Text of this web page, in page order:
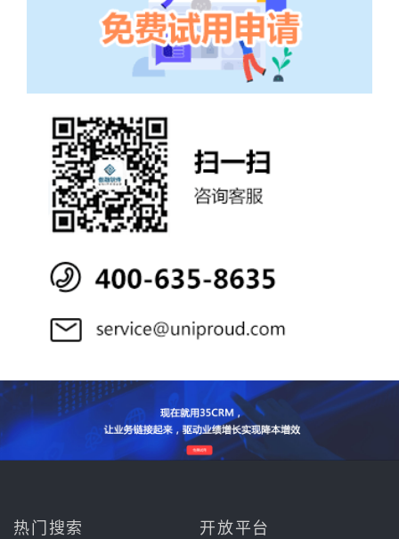
热门搜索 开放平台